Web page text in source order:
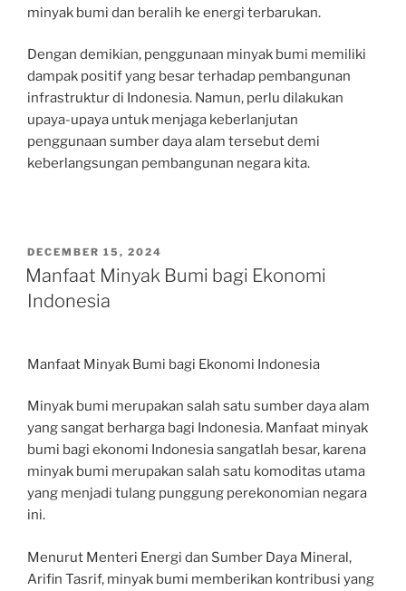
minyak bumi dan beralih ke energi terbarukan.
Dengan demikian, penggunaan minyak bumi memiliki
dampak positif yang besar terhadap pembangunan
infrastruktur di Indonesia. Namun, perlu dilakukan
upaya-upaya untuk menjaga keberlanjutan
penggunaan sumber daya alam tersebut demi
keberlangsungan pembangunan negara kita.
POSTED
ON
DECEMBER 15, 2024
Manfaat Minyak Bumi bagi Ekonomi
Indonesia
Manfaat Minyak Bumi bagi Ekonomi Indonesia
Minyak bumi merupakan salah satu sumber daya alam
yang sangat berharga bagi Indonesia. Manfaat minyak
bumi bagi ekonomi Indonesia sangatlah besar, karena
minyak bumi merupakan salah satu komoditas utama
yang menjadi tulang punggung perekonomian negara
ini.
Menurut Menteri Energi dan Sumber Daya Mineral,
Arifin Tasrif, minyak bumi memberikan kontribusi yang